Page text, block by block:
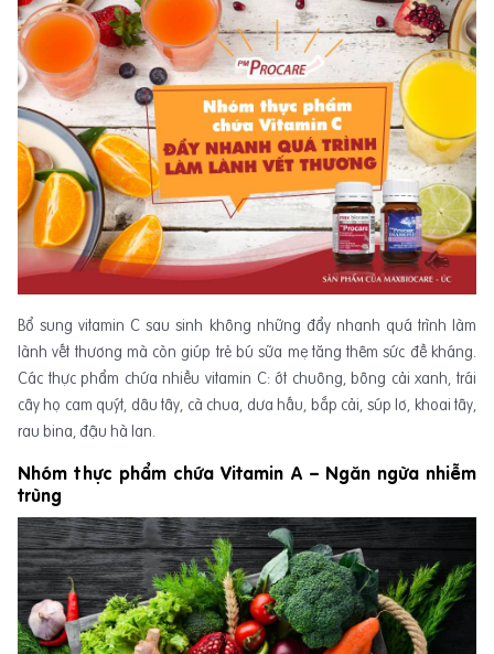
Bổ sung vitamin C sau sinh không những đẩy nhanh quá trình làm
lành vết thương mà còn giúp trẻ bú sữa mẹ tăng thêm sức đề kháng.
Các thực phẩm chứa nhiều vitamin C: ớt chuông, bông cải xanh, trái
cây họ cam quýt, dâu tây, cà chua, dưa hấu, bắp cải, súp lơ, khoai tây,
rau bina, đậu hà lan.
Nhóm thực phẩm chứa Vitamin A – Ngăn ngừa nhiễm
trùng